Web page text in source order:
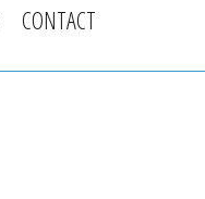
CONTACT